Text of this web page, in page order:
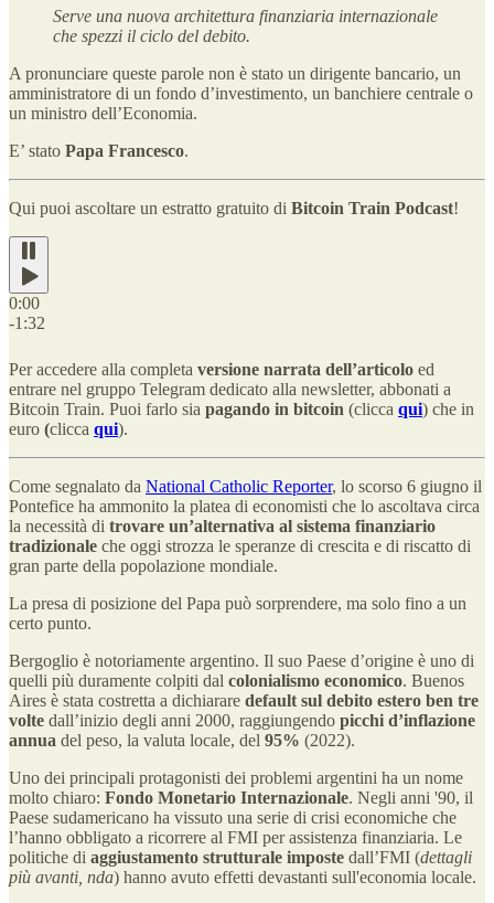
Serve una nuova architettura finanziaria internazionale
che spezzi il ciclo del debito.
A pronunciare queste parole non è stato un dirigente bancario, un
amministratore di un fondo d’investimento, un banchiere centrale o
un ministro dell’Economia.
E’ stato Papa Francesco.
Qui puoi ascoltare un estratto gratuito di Bitcoin Train Podcast!
0:00
-1:32
Per accedere alla completa versione narrata dell’articolo ed
entrare nel gruppo Telegram dedicato alla newsletter, abbonati a
Bitcoin Train. Puoi farlo sia pagando in bitcoin (clicca qui) che in
euro (clicca qui).
Come segnalato da National Catholic Reporter, lo scorso 6 giugno il
Pontefice ha ammonito la platea di economisti che lo ascoltava circa
la necessità di trovare un’alternativa al sistema finanziario
tradizionale che oggi strozza le speranze di crescita e di riscatto di
gran parte della popolazione mondiale.
La presa di posizione del Papa può sorprendere, ma solo fino a un
certo punto.
Bergoglio è notoriamente argentino. Il suo Paese d’origine è uno di
quelli più duramente colpiti dal colonialismo economico. Buenos
Aires è stata costretta a dichiarare default sul debito estero ben tre
volte dall’inizio degli anni 2000, raggiungendo picchi d’inflazione
annua del peso, la valuta locale, del 95% (2022).
Uno dei principali protagonisti dei problemi argentini ha un nome
molto chiaro: Fondo Monetario Internazionale. Negli anni '90, il
Paese sudamericano ha vissuto una serie di crisi economiche che
l’hanno obbligato a ricorrere al FMI per assistenza finanziaria. Le
politiche di aggiustamento strutturale imposte dall’FMI (dettagli
più avanti, nda) hanno avuto effetti devastanti sull'economia locale.